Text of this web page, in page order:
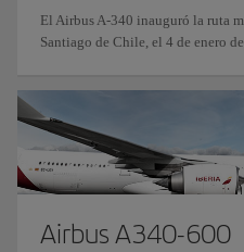
El Airbus A-340 inauguró la ruta
Santiago de Chile, el 4 de enero
Airbus A340-600